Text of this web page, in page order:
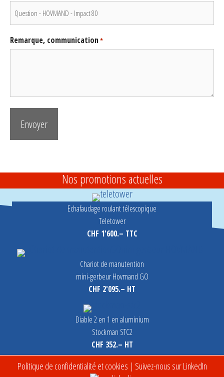
Remarque, communication*
Nos promotions actuelles
Echafaudage roulant télescopique
Teletower
CHF 1'600.– TTC
Chariot de manutention
mini-gerbeur Hovmand GO
CHF 2'095.– HT
Diable 2 en 1 en aluminium
Stockman STC2
CHF 352.– HT
Politique de confidentialité et cookies | Suivez-nous sur LinkedIn